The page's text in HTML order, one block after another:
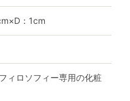
：1cm
ィロソフィー専用の化粧